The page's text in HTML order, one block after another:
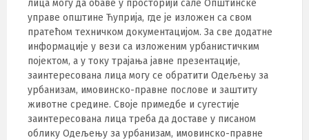
лица могу да обаве у просторији сале Општинске
управе општине Ћуприја, где је изложен са свом
пратећом техничком документацијом. За све додатне
информације у вези са изложеним урбанистичким
појектом, а у току трајања јавне презентације,
заинтересована лица могу се обратити Одељењу за
урбанизам, имовинско-правне послове и заштиту
животне средине. Своје примедбе и сугестије
заинтересована лица треба да доставе у писаном
облику Одељењу за урбанизам, имовинско-правне